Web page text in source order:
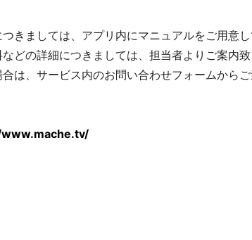
きましては、アプリ内にマニュアルをご用意し
どの詳細につきましては、担当者よりご案内致
は、サービス内のお問い合わせフォームから